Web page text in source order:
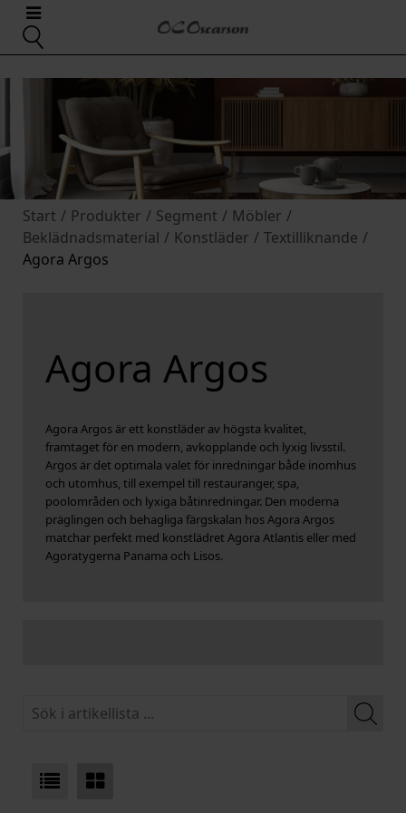
Start / Produkter / Segment / Möbler /
Beklädnadsmaterial / Konstläder / Textilliknande /
Agora Argos
Agora Argos
Agora Argos är ett konstläder av högsta kvalitet,
framtaget för en modern, avkopplande och lyxig livsstil.
Argos är det optimala valet för inredningar både inomhus
och utomhus, till exempel till restauranger, spa,
poolområden och lyxiga båtinredningar. Den moderna
präglingen och behagliga färgskalan hos Agora Argos
matchar perfekt med konstlädret Agora Atlantis eller med
Agoratygerna Panama och Lisos.